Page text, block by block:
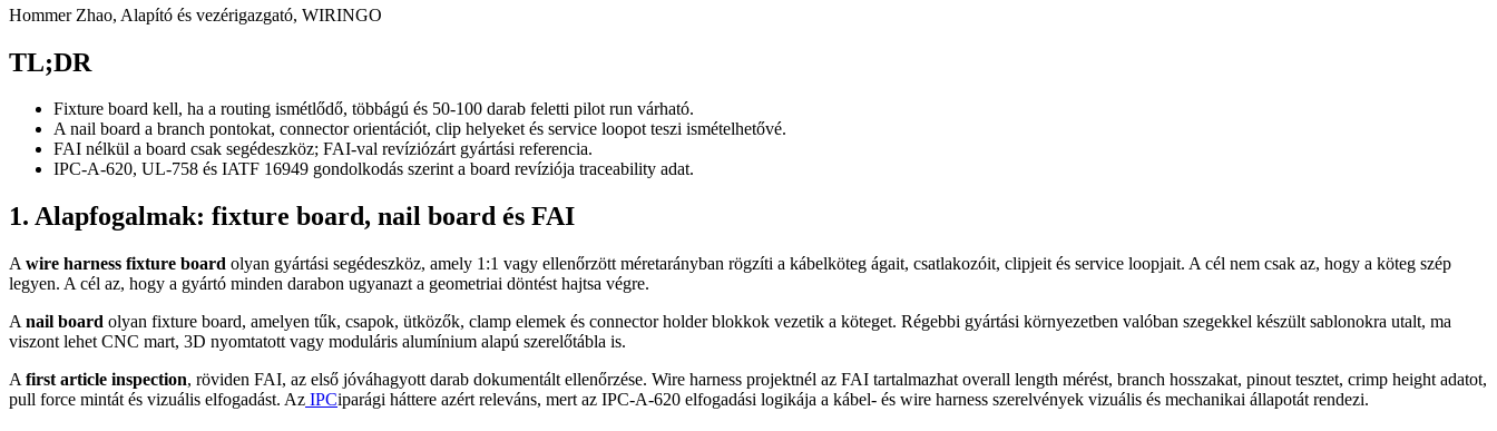
Hommer Zhao, Alapító és vezérigazgató, WIRINGO
TL;DR
Fixture board kell, ha a routing ismétlődő, többágú és 50-100 darab feletti pilot run várható.
A nail board a branch pontokat, connector orientációt, clip helyeket és service loopot teszi ismételhetővé.
FAI nélkül a board csak segédeszköz; FAI-val revíziózárt gyártási referencia.
IPC-A-620, UL-758 és IATF 16949 gondolkodás szerint a board revíziója traceability adat.
1. Alapfogalmak: fixture board, nail board és FAI
A wire harness fixture board olyan gyártási segédeszköz, amely 1:1 vagy ellenőrzött méretarányban rögzíti a kábelköteg ágait, csatlakozóit, clipjeit és service loopjait. A cél nem csak az, hogy a köteg szép
legyen. A cél az, hogy a gyártó minden darabon ugyanazt a geometriai döntést hajtsa végre.
A nail board olyan fixture board, amelyen tűk, csapok, ütközők, clamp elemek és connector holder blokkok vezetik a köteget. Régebbi gyártási környezetben valóban szegekkel készült sablonokra utalt, ma
viszont lehet CNC mart, 3D nyomtatott vagy moduláris alumínium alapú szerelőtábla is.
A first article inspection, röviden FAI, az első jóváhagyott darab dokumentált ellenőrzése. Wire harness projektnél az FAI tartalmazhat overall length mérést, branch hosszakat, pinout tesztet, crimp height adatot,
pull force mintát és vizuális elfogadást. Az IPCiparági háttere azért releváns, mert az IPC-A-620 elfogadási logikája a kábel- és wire harness szerelvények vizuális és mechanikai állapotát rendezi.